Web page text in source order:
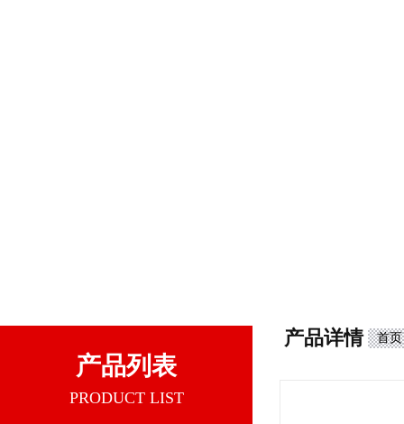
产品列表
PRODUCT LIST
产品详情 首页